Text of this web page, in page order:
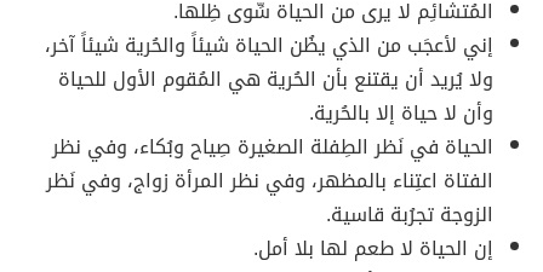
المُتشائِم لا يرى من الحياة سِّوى ظِلها.
إني لأعجَب من الذي يظُن الحياة شيئاً والحُرية شيئاً آخر،
ولا يُريد أن يقتنع بأن الحُرية هي المُقوم الأول للحياة
وأن لا حياة إلا بالحُرية.
الحياة في نَظر الطِفلة الصغيرة صِياح وبُكاء، وفي نظر
الفتاة اعتِناء بالمظهر، وفي نظر المرأة زواج، وفي نَظر
الزوجة تجرُبة قاسية.
إن الحياة لا طعم لها بلا أمل.